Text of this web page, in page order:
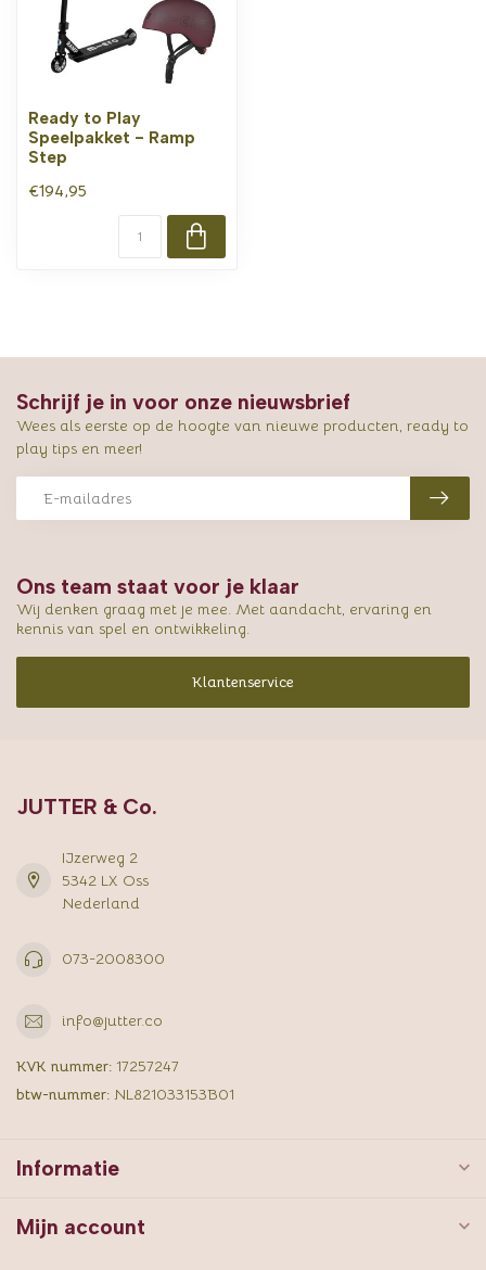
Ready to Play
Speelpakket - Ramp
Step
€194,95
Ons team staat voor je klaar
Wij denken graag met je mee. Met aandacht, ervaring en
kennis van spel en ontwikkeling.
Klantenservice
Schrijf je in voor onze nieuwsbrief
Wees als eerste op de hoogte van nieuwe producten, ready to
play tips en meer!
JUTTER & Co.
IJzerweg 2
5342 LX Oss
Nederland
073-2008300
info@jutter.co
KVK nummer: 17257247
btw-nummer: NL821033153B01
Informatie
Mijn account